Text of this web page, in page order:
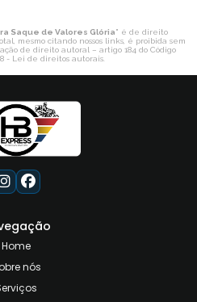
Saque de Valores Glória" é de direito
mesmo citando nossos links, é proibida sem
de direito autoral – artigo 184 do Código
- Lei de direitos autorais
Home
Sobre nós
Serviços